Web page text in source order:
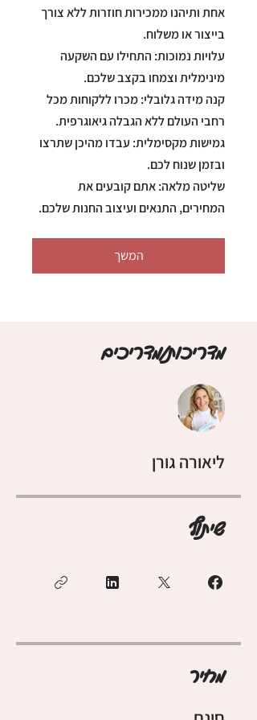
אחת ותיהנו ממכירות חוזרות ללא צורך
עלויות נמוכות: התחילו עם השקעה
קנה מידה גלובלי: מכרו ללקוחות מכל
גמישות מקסימלית: עבדו מהיכן שתרצו
שליטה מלאה: אתם קובעים את
המחירים, התנאים ועיצוב החנות שלכם.
המשך
מדריכות/מדריכים
ליאורה גורן
שיתוף
מחיר